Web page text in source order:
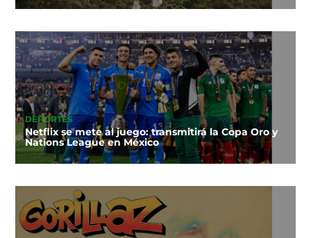
DEPORTES
Netflix se mete al juego: transmitirá la Copa Oro y
Nations League en México